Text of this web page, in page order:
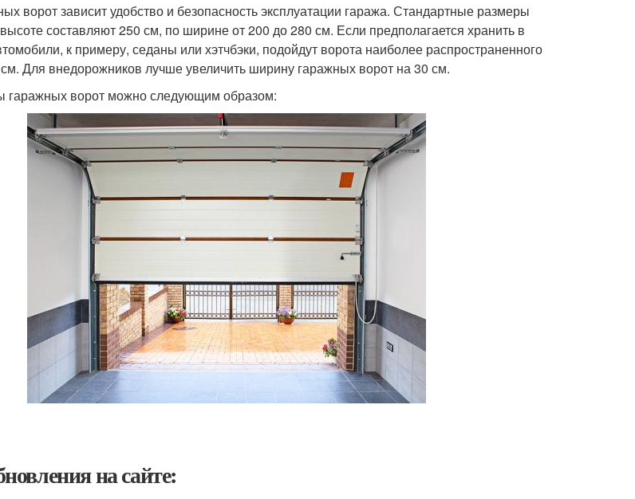
ворот зависит удобство и безопасность эксплуатации гаража. Стандартные размеры
составляют 250 см, по ширине от 200 до 280 см. Если предполагается хранить в
к примеру, седаны или хэтчбэки, подойдут ворота наиболее распространенного
Для внедорожников лучше увеличить ширину гаражных ворот на 30 см.
гаражных ворот можно следующим образом:
на сайте: